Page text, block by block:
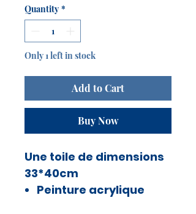
Quantity *
Only 1 left in stock
Add to Cart
Buy Now
Une toile de dimensions
33*40cm
Peinture acrylique